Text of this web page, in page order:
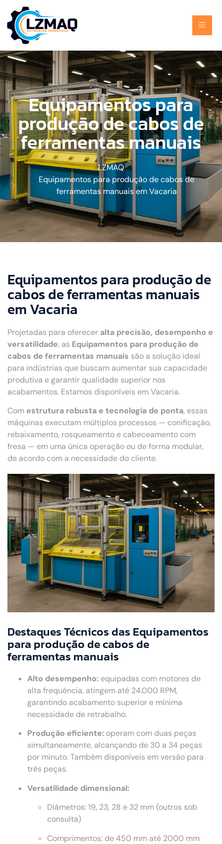
Equipamentos para
produção de cabos de
ferramentas manuais
LZMAQ
Equipamentos para produção de cabos de
ferramentas manuais em Vacaria
Equipamentos para produção de
cabos de ferramentas manuais
em Vacaria
Projetadas para oferecer alta precisão, desempenho e
versatilidade, as Equipamentos para produção de
cabos de ferramentas manuais são a solução ideal
para indústrias que buscam aumentar sua capacidade
produtiva e garantir qualidade superior nos
acabamentos. Estamos disponíveis em Vacaria.
Com estrutura robusta e tecnologia de ponta, essas
máquinas executam múltiplos processos — conificação,
rebaixamento, rosqueamento e cabeceamento com
fresa — em uma única operação ou de forma modular,
de acordo com a necessidade do cliente.
Destaques Técnicos das Equipamentos
para produção de cabos de
ferramentas manuais
Alto desempenho: equipadas com motores de
alta frequência, atingem até 24.000 RPM,
garantindo acabamento superior e mínima
necessidade de retrabalho.
Produção eficiente: operam com duas peças
simultaneamente, alcançando de 30 a 34 peças
por minuto. Também disponíveis em versão para
três peças.
Versatilidade dimensional:
Diâmetros: 19, 23, 28 e 32 mm (outros sob
consulta)
Comprimentos: de 450 mm até 2000 mm